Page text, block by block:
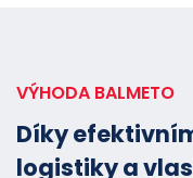
VÝHODA BALMETO
Díky
logistiky a